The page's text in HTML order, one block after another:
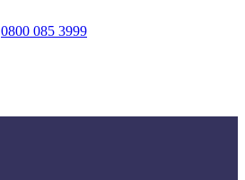
0800 085 3999